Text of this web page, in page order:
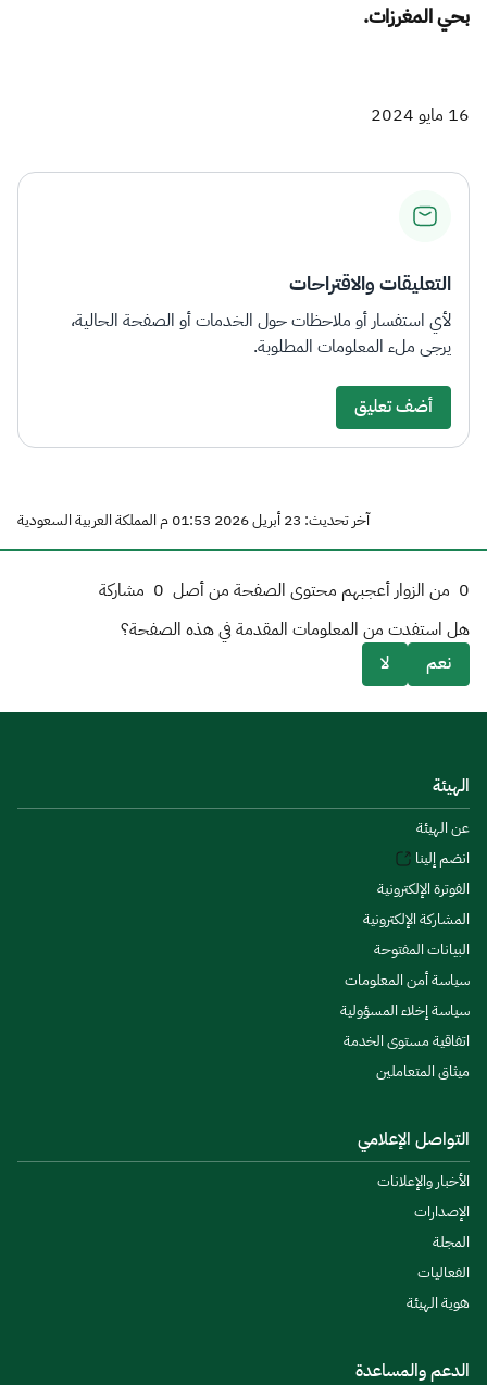
بحي المغرزات.​
16 مايو 2024
التعليقات والاقتراحات
لأي استفسار أو ملاحظات حول الخدمات أو الصفحة الحالية،
يرجى ملء المعلومات المطلوبة.
أضف تعليق
آخر تحديث: 23 أبريل 2026 01:53 م المملكة العربية السعودية
0 من الزوار أعجبهم محتوى الصفحة من أصل 0 مشاركة
هل استفدت من المعلومات المقدمة في هذه الصفحة؟
نعم
لا
الهيئة
عن الهيئة
انضم إلينا
الفوترة الإلكترونية
المشاركة الإلكترونية
البيانات المفتوحة
سياسة أمن المعلومات
سياسة إخلاء المسؤولية
اتفاقية مستوى الخدمة
ميثاق المتعاملين
التواصل الإعلامي
الأخبار والإعلانات
الإصدارات
المجلة
الفعاليات
هوية الهيئة
الدعم والمساعدة